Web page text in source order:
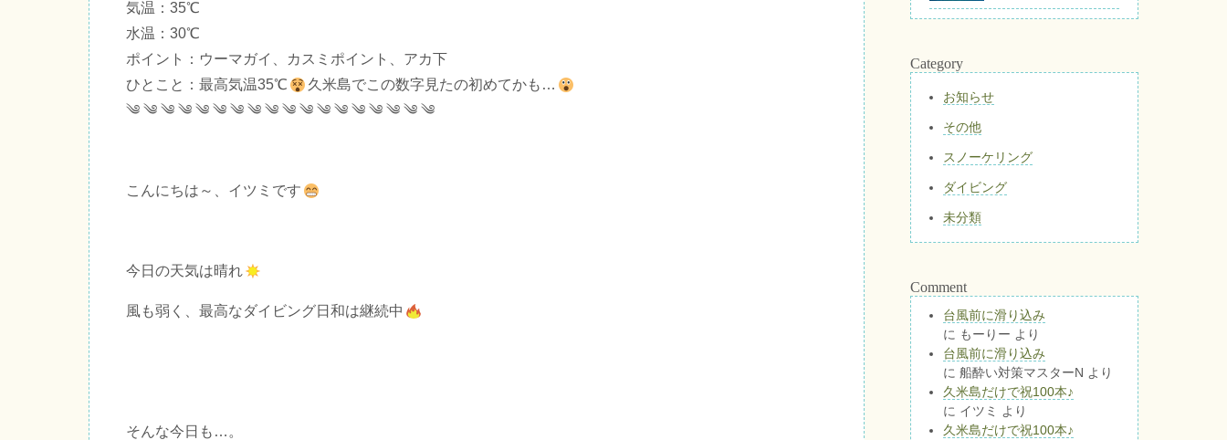
気温：35℃
水温：30℃
ポイント：ウーマガイ、カスミポイント、アカ下
ひとこと：最高気温35℃
久米島でこの数字見たの初めてかも…
༄ ༄ ༄ ༄ ༄ ༄ ༄ ༄ ༄ ༄ ༄ ༄ ༄ ༄ ༄ ༄ ༄ ༄
こんにちは～、イツミです
今日の天気は晴れ
風も弱く、最高なダイビング日和は継続中
そんな今日も…。
Category
お知らせ
その他
スノーケリング
ダイビング
未分類
Comment
台風前に滑り込み
に もーりー より
台風前に滑り込み
に 船酔い対策マスターN より
久米島だけで祝100本♪
に イツミ
より
久米島だけで祝100本♪